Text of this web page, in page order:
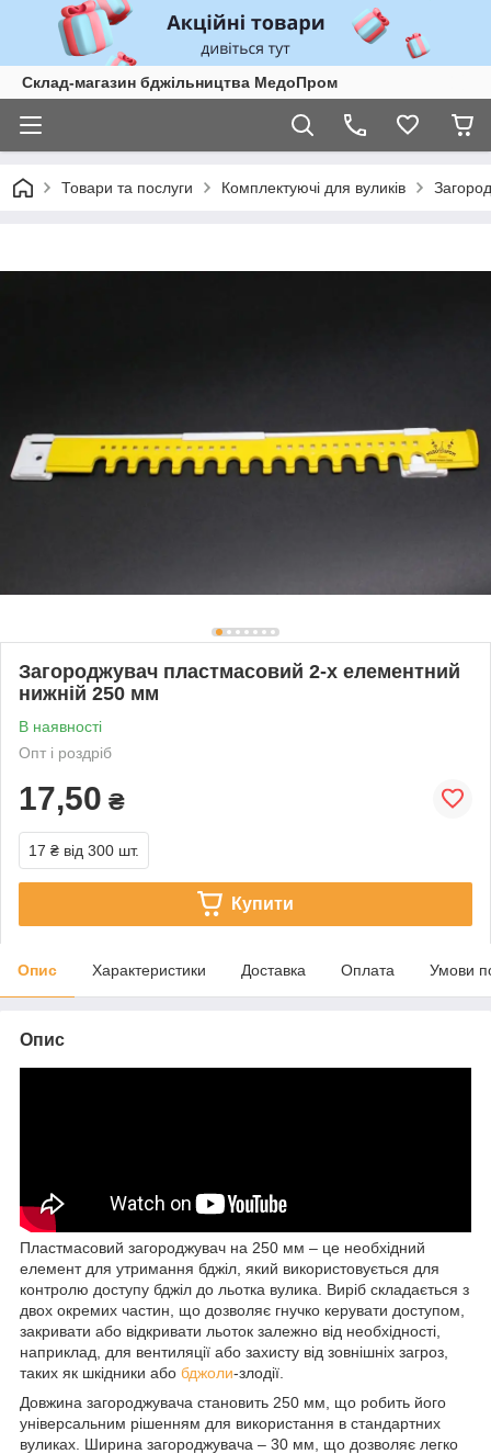
Склад-магазин бджільництва МедоПром
Товари та послуги Комплектуючі для вуликів
Загороджувач пластмасовий 2-х елементний
нижній 250 мм
В наявності
Опт і роздріб
17,50 ₴
17 ₴ від 300 шт.
Купити
Опис Характеристики Доставка Оплата Умови
Опис
Пластмасовий загороджувач на 250 мм – це необхідний
елемент для утримання бджіл, який використовується для
контролю доступу бджіл до льотка вулика. Виріб складається з
двох окремих частин, що дозволяє гнучко керувати доступом,
закривати або відкривати льоток залежно від необхідності,
наприклад, для вентиляції або захисту від зовнішніх загроз,
таких як шкідники або бджоли-злодії.
Довжина загороджувача становить 250 мм, що робить його
універсальним рішенням для використання в стандартних
вуликах. Ширина загороджувача – 30 мм, що дозволяє легко